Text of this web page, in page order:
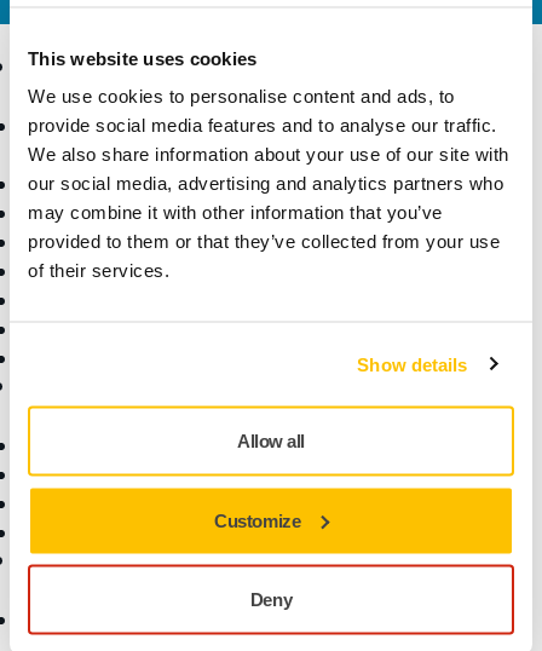
This website uses cookies
We use cookies to personalise content and ads, to
provide social media features and to analyse our traffic.
We also share information about your use of our site with
our social media, advertising and analytics partners who
may combine it with other information that you’ve
provided to them or that they’ve collected from your use
of their services.
Show details
Allow all
Customize
Deny
Ürünler
Aksesuarlar ve Sarf
Malzemeler
Bütün Ürünler
Makineler
Öne Çıkanlar
Robotik ve Otomasyon
Sektörler
Uygulamalar
Çözümler
Garanti Koşulları
Hakkımızda
Kariyer
KVKK